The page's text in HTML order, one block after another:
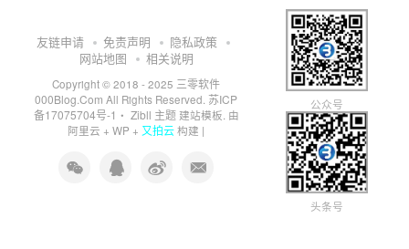
友链申请 免责声明
隐私政策
网站地图
相关说明
Copyright © 2018 - 2025 三零软件
000Blog.Com All Rights Reserved. 苏ICP
备17075704号-1 ・ Zibll 主题建站模板. 由
阿里云 + WP + 又拍云构建 |
公众号
头条号